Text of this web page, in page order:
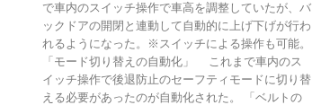
で車内のスイッチ操作で車高を調整していたが、バ
ックドアの開閉と連動して自動的に上げ下げが行わ
れるようになった。※スイッチによる操作も可能。
「モード切り替えの自動化」 これまで車内のス
イッチ操作で後退防止のセーフティモードに切り替
える必要があったのが自動化された。 「ベルトの